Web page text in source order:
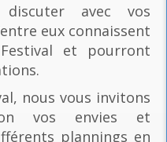
avec vos
eux connaissent
et pourront
nous vous invitons
vos envies et
plannings en